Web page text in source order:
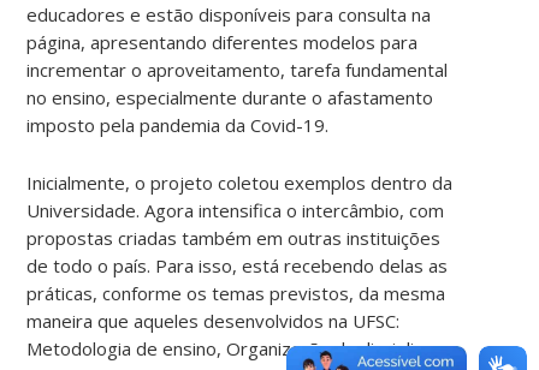
educadores e estão disponíveis para consulta na
página, apresentando diferentes modelos para
incrementar o aproveitamento, tarefa fundamental
no ensino, especialmente durante o afastamento
imposto pela pandemia da Covid-19.
Inicialmente, o projeto coletou exemplos dentro da
Universidade. Agora intensifica o intercâmbio, com
propostas criadas também em outras instituições
de todo o país. Para isso, está recebendo delas as
práticas, conforme os temas previstos, da mesma
maneira que aqueles desenvolvidos na UFSC:
Metodologia de ensino, Organização da disciplina,